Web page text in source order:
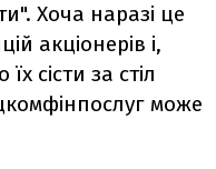
Хоча наразі це
акціонерів і,
сісти за стіл
може